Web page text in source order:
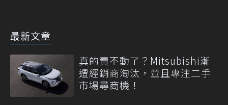
最新文章
真的賣不動了？Mitsubishi漸
遭經銷商淘汰，並且專注二手
市場尋商機！